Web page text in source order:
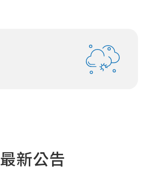
最新公告